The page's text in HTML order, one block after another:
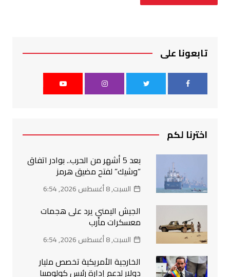
تابعونا على
اخترنا لكم
بعد 5 أشهر من الحرب.. بوادر اتفاق
“وشيك” لفتح مضيق هرمز
السبت, 8 أغسطس 2026, 6:54
الجيش اليمني يرد على هجمات
معسكرات مأرب
السبت, 8 أغسطس 2026, 6:54
الخارجية الأمريكية تخصص مليار
دولار لدعم إدارة رئيس كولومبيا